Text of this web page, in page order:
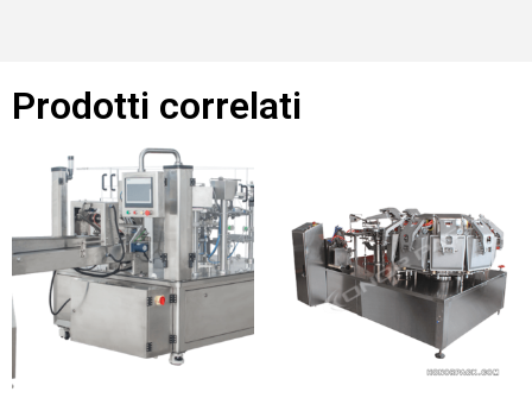
Prodotti correlati